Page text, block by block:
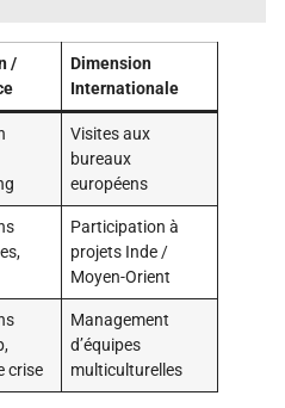
/
Dimension
Internationale
Visites aux
bureaux
européens
Participation à
projets Inde /
Moyen-Orient
crise
Management
d’équipes
multiculturelles